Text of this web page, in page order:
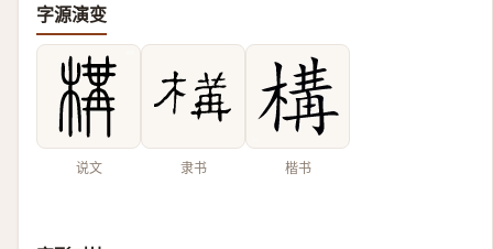
字源演变
说文 隶书 楷书